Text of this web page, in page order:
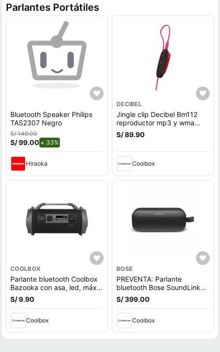
Parlantes Portátiles
Bluetooth Speaker Philips
TAS2307 Negro
S/ 149.00
S/ 99.00 33%
Hiraoka
DECIBEL
Jingle clip Decibel Bm112
reproductor mp3 y wma
8gb rojo
S/ 89.90
Coolbox
COOLBOX
Parlante bluetooth Coolbox
Bazooka con asa, led, máx.
2 horas
S/ 9.90
Coolbox
BOSE
PREVENTA: Parlante
bluetooth Bose SoundLink
Flex 1ra Gen, Bluetooth 5.3,
hasta 12h, IP67, batería
agua, negro (reempacado)
S/ 399.00
Coolbox